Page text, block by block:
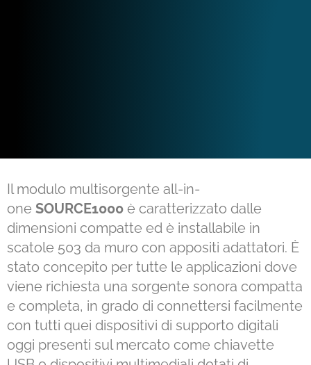
Il modulo multisorgente all-in-
one SOURCE1000 è caratterizzato dalle
dimensioni compatte ed è installabile in
scatole 503 da muro con appositi adattatori. È
stato concepito per tutte le applicazioni dove
viene richiesta una sorgente sonora compatta
e completa, in grado di connettersi facilmente
con tutti quei dispositivi di supporto digitali
oggi presenti sul mercato come chiavette